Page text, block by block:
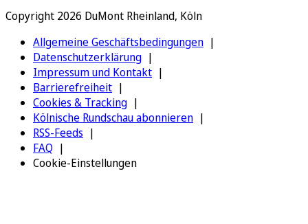
Copyright 2026 DuMont Rheinland, Köln
Allgemeine Geschäftsbedingungen
Datenschutzerklärung
Impressum und Kontakt
Barrierefreiheit
Cookies & Tracking
Kölnische Rundschau abonnieren
RSS-Feeds
FAQ
Cookie-Einstellungen